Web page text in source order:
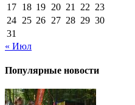
17 18 19 20 21 22 23
24 25 26 27 28 29 30
31
« Июл
Популярные новости